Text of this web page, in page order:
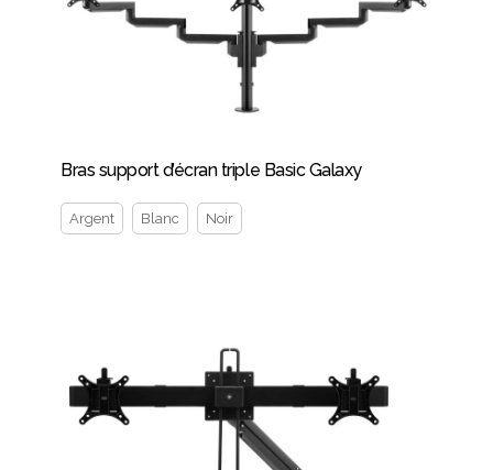
Bras support d’écran triple Basic Galaxy
Argent Blanc Noir